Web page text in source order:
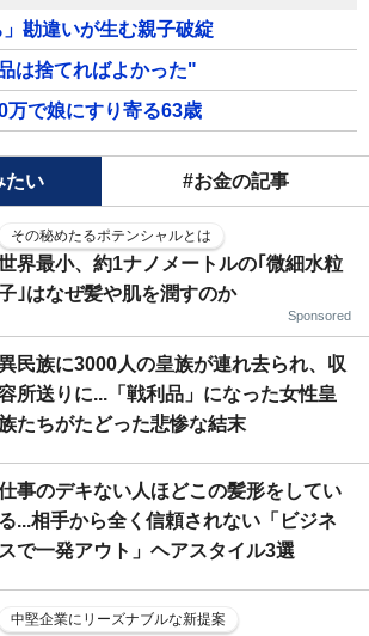
」勘違いが生む親子破綻
は捨てればよかった"
万で娘にすり寄る63歳
たい #お金の記事
その秘めたるポテンシャルとは
界最小、約1ナノメートルの｢微細水粒
｣はなぜ髪や肌を潤すのか
Sponsored
民族に3000人の皇族が連れ去られ、収
所送りに...「戦利品」になった女性皇
たちがたどった悲惨な結末
事のデキない人ほどこの髪形をしてい
る...相手から全く信頼されない「ビジネ
スで一発アウト」ヘアスタイル3選
中堅企業にリーズナブルな新提案